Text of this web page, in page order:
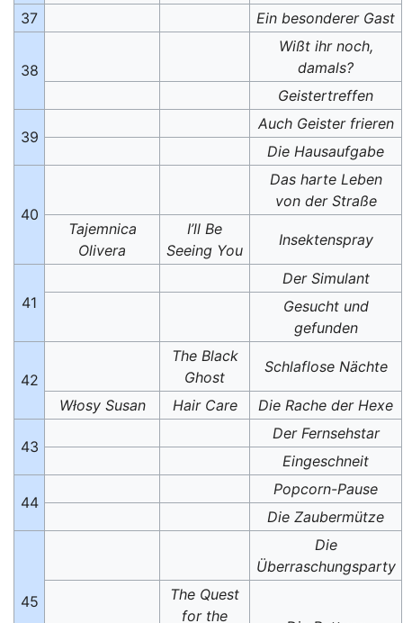
37
Ein besonderer Gast
38
Wißt ihr noch,
damals?
Geistertreffen
39
Auch Geister frieren
Die Hausaufgabe
40
Das harte Leben
von der Straße
Tajemnica
Olivera
I’ll Be
Seeing You
Insektenspray
41
Der Simulant
Gesucht und
gefunden
42
The Black
Ghost
Schlaflose Nächte
Włosy Susan Hair Care Die Rache der Hexe
43
Der Fernsehstar
Eingeschneit
44
Popcorn-Pause
Die Zaubermütze
45
Die
Überraschungsparty
The Quest
for the